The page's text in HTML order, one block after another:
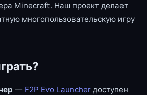
Minecraft. Наш проект делает
многопользовательскую игру
— F2P Evo Launcher доступен